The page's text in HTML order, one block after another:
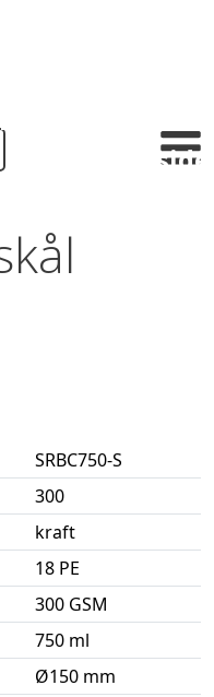
SRBC750-S
300
kraft
18 PE
300 GSM
750 ml
Ø150 mm